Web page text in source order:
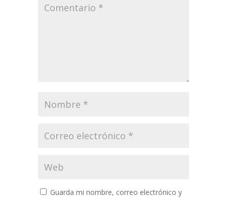
Guarda mi nombre, correo electrónico y